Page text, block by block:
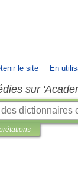
le site En
sur